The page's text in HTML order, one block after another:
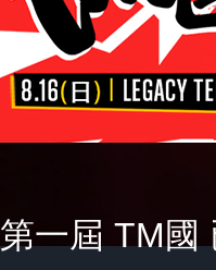
第一屆 TM國